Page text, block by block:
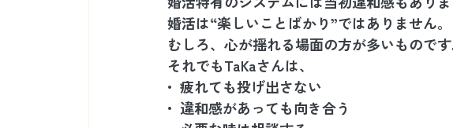
婚活は“楽しいことばかり”ではありません。
むしろ、心が揺れる場面の方が多いものです
それでもTaKaさんは、
•  疲れても投げ出さない
•  違和感があっても向き合う